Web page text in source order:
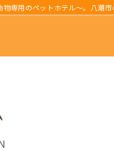
専用のペットホテル～。八潮